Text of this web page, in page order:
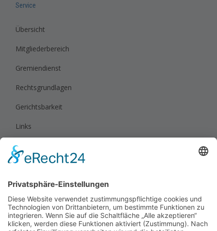
Service
Übersicht
Mitgliederbereich
Gremiendienst
Rechtsgrundlagen
Gerichtsbarkeit
Links
Datenschutz